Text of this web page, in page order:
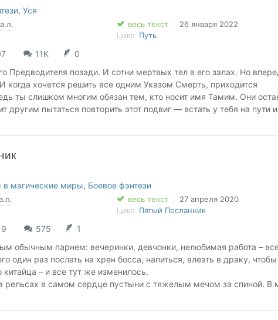
, Уся
а.л.
весь текст
26 января 2022
Цикл: Путь
11K
0
Предводителя позади. И сотни мертвых тел в его залах. Но
когда хочется решить все одним Указом Смерть, приходится
ты слишком многим обязан тем, кто носит имя Тамим. Они
другим пытаться повторить этот подвиг — встать у тебя на пути и
в самую пасть сектантов. Неужели они думают, что смогут
Скорее запачкают древнюю мостовую своей кровью. Верный
то, что он называл тебя братом — ничего не изменит.
— встречайте в новой книге Михаила Игнатова — Беглец.
в магические миры, Боевое фэнтези
весь текст
27 апреля 2020
Цикл: Пятый Посланник
575
1
обычным парнем: вечеринки, девчонки, нелюбимая работа –
один раз послать на хрен босса, напиться, влезть в драку, чтобы
китайца – и все тут же изменилось.
рельсах в самом сердце пустыни с тяжелым мечом за спиной. В
подчинившие себе силу четырех стихий и владеющие могучим
Вуса-Мату. И все они готовы перерыть Империю до последнего